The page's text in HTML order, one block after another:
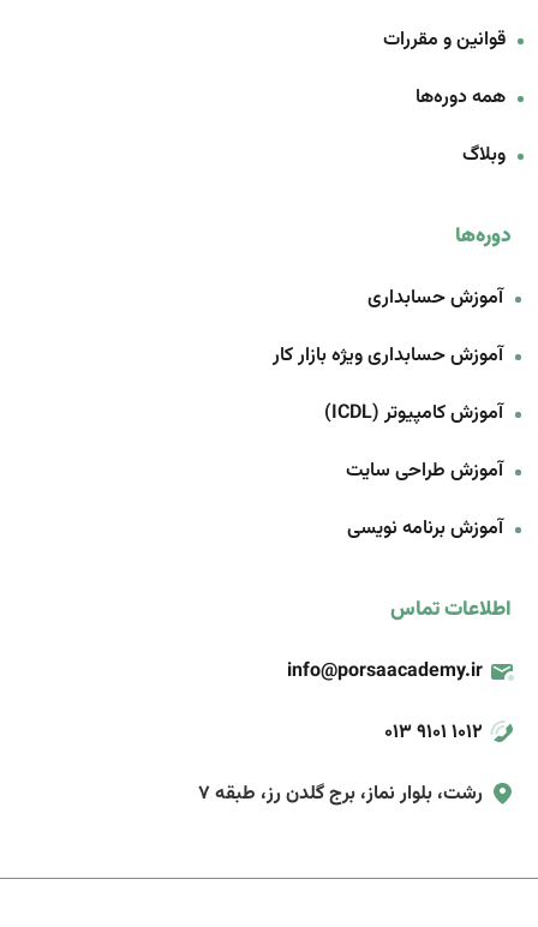
قوانین و مقررات
همه دوره‌ها
وبلاگ
دوره‌ها
آموزش حسابداری
آموزش حسابداری ویژه بازار کار
آموزش کامپیوتر (ICDL)
آموزش طراحی سایت
آموزش برنامه‌ نویسی
اطلاعات تماس
info@porsaacademy.ir
013 9101 1012
رشت، بلوار نماز، برج گلدن رز، طبقه 7